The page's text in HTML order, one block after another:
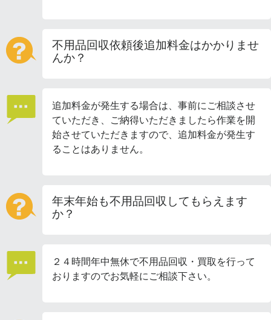
不用品回収依頼後追加料金はかかりませ
んか？
追加料金が発生する場合は、事前にご相談させ
ていただき、ご納得いただきましたら作業を開
始させていただきますので、追加料金が発生す
ることはありません。
年末年始も不用品回収してもらえます
か？
２４時間年中無休で不用品回収・買取を行って
おりますのでお気軽にご相談下さい。